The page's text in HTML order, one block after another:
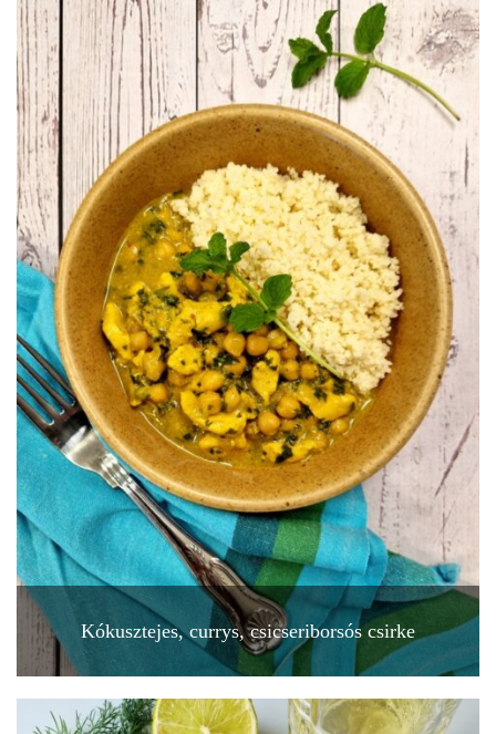
Kókusztejes, currys, csicseriborsós csirke